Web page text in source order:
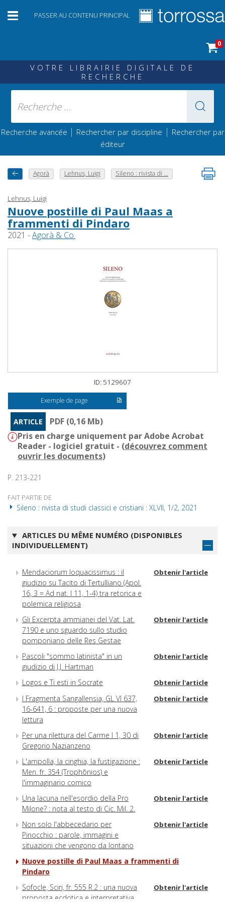
PASSER AU CONTENU PRINCIPAL
0
VOTRE LIBRAIRIE DIGITALE DE
RECHERCHE
Recherche avancée | Rechercher par discipline | Rechercher par
éditeur
Agorà Lehnus, Luigi Sileno : rivista di ...
Lehnus, Luigi
Nuove postille di Paul Maas a
frammenti di Pindaro
2021 -Agorà & Co.
ID: 5129607
Exemple de page
ARTICLE
PDF (0,16 Mb)
Pris en charge uniquement par Adobe Acrobat
Reader - logiciel gratuit - (découvrez comment
ouvrir les documents)
P. 213-221
FAIT PARTIE DE
Sileno : rivista di studi classici e cristiani : XLVII, 1/2, 2021
ARTICLES DU MÊME NUMÉRO (DISPONIBLES
INDIVIDUELLEMENT)
Mendaciorum loquacissimus : il
giudizio su Tacito di Tertulliano (Apol.
16, 3 = Ad nat. I 11, 1-4) tra retorica e
polemica religiosa
Obtenir l'article
Gli Excerpta ammianei del Vat. Lat.
7190 e uno sguardo sullo studio
pomponiano delle Res Gestae
Obtenir l'article
Pascoli "sommo latinista" in un
giudizio di J.J. Hartman
Obtenir l'article
Logos e Ti esti in Socrate Obtenir l'article
I Fragmenta Sangallensia, GL VI 637,
16-641, 6 : proposte per una nuova
lettura
Obtenir l'article
Per una rilettura del Carme I 1, 30 di
Gregorio Nazianzeno
Obtenir l'article
L'ampolla, la cinghia, la fustigazione :
Men. fr. 354 (Trophōnios) e
l'immaginario comico
Obtenir l'article
Una lacuna nell'esordio della Pro
Milone? : nota al testo di Cic. Mil. 2.
Obtenir l'article
Non solo l'abbecedario per
Pinocchio : parole, immagini e
situazioni che vengono da lontano
Obtenir l'article
Nuove postille di Paul Maas a frammenti di
Pindaro
Sofocle, Sciri, fr. 555 R.2 : una nuova
proposta ecdotica e interpretativa
Obtenir l'article